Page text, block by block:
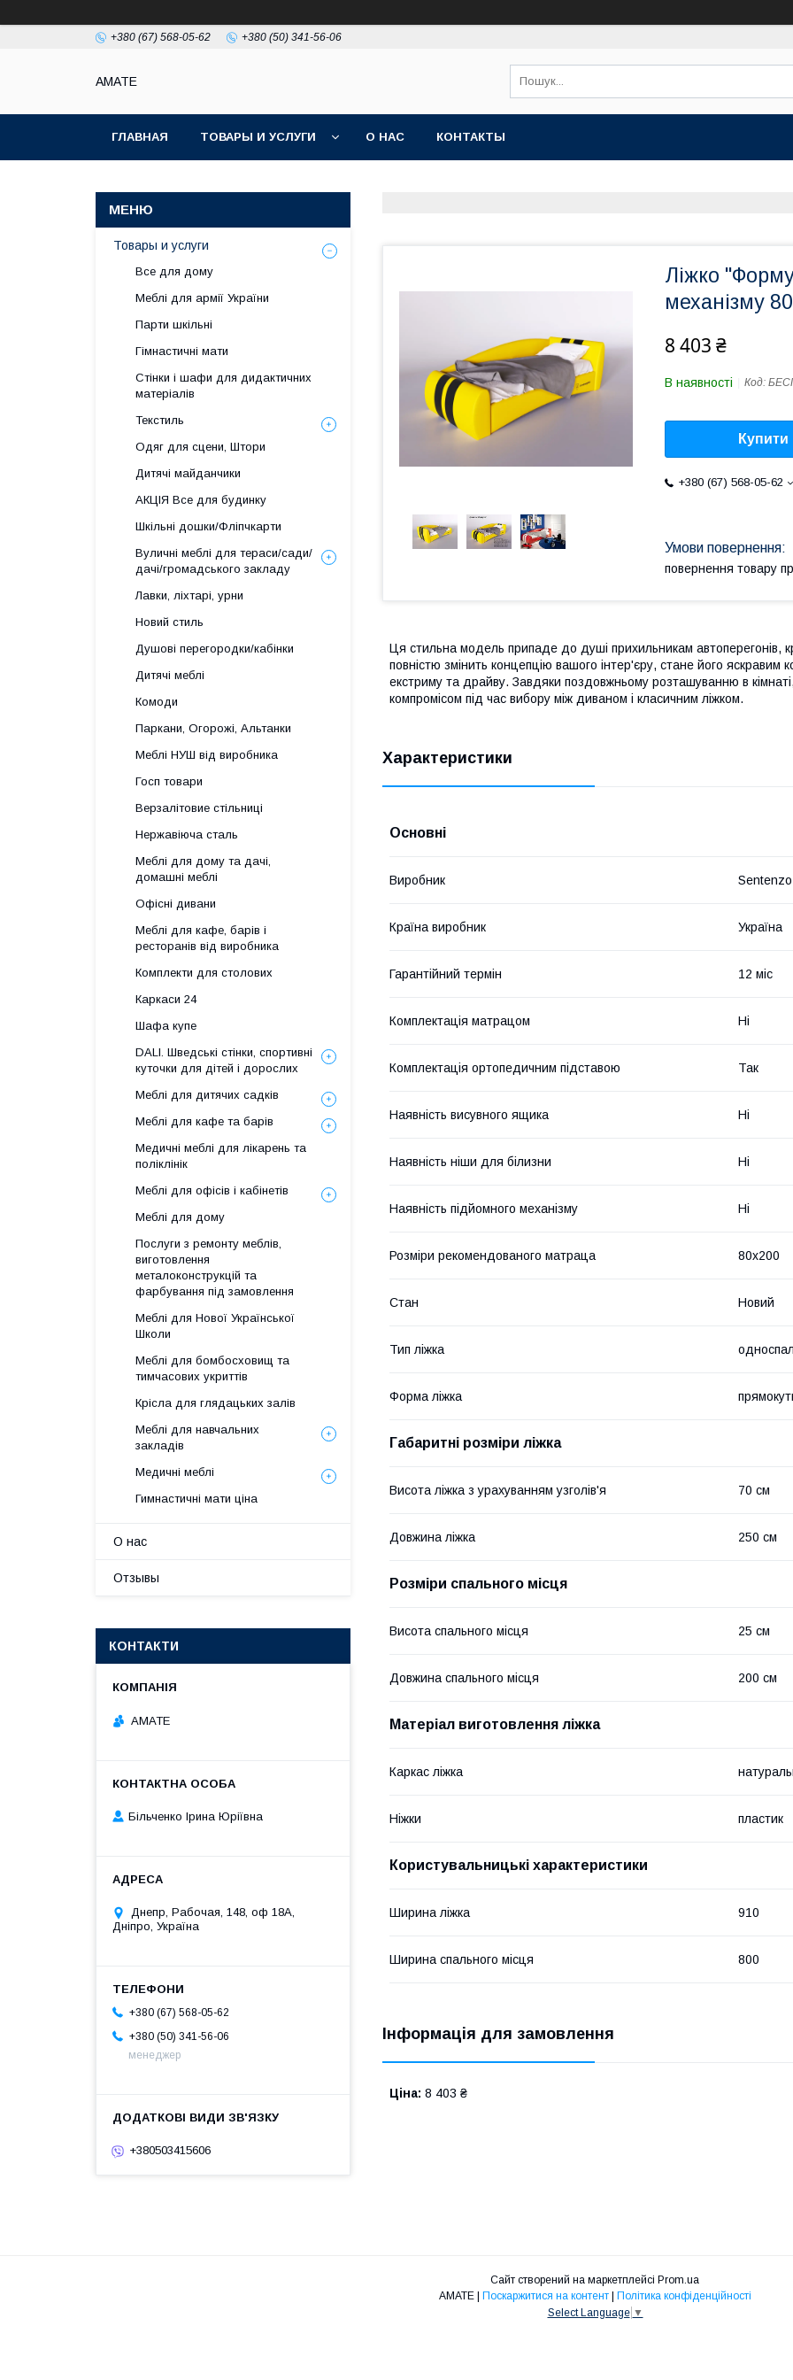
+380 (67) 568-05-62 +380 (50) 341-56-06
AMATE
ГЛАВНАЯ ТОВАРЫ И УСЛУГИ О НАС КОНТАКТЫ
Ліжко
механізму
8 403 ₴
В наявності Код:
Купити
+380 (67) 568-05-62
повернення товару
Ця стильна модель припаде до душі прихильникам автоперегонів,
повністю змінить концепцію вашого інтер'єру, стане його
екстриму та драйву. Завдяки поздовжньому розташуванню в
компромісом під час вибору між диваном і класичним ліжком.
Характеристики
Основні
Виробник Sentenzo
Країна виробник Україна
Гарантійний термін 12 міс
Комплектація матрацом Ні
Комплектація ортопедичним підставою Так
Наявність висувного ящика Ні
Наявність ніши для білизни Ні
Наявність підйомного механізму Ні
Розміри рекомендованого матраца 80х200
Стан Новий
Тип ліжка
Форма ліжка
Габаритні розміри ліжка
Висота ліжка з урахуванням узголів'я 70 см
Довжина ліжка 250 см
Розміри спального місця
Висота спального місця 25 см
Довжина спального місця 200 см
Матеріал виготовлення ліжка
Каркас ліжка
Ніжки пластик
Користувальницькі характеристики
Ширина ліжка 910
Ширина спального місця 800
Інформація для замовлення
Ціна: 8 403 ₴
Товары и услуги
Все для дому
Меблі для армії України
Парти шкільні
Гімнастичні мати
Стінки і шафи для дидактичних
матеріалів
Текстиль
Одяг для сцени, Штори
Дитячі майданчики
АКЦІЯ Все для будинку
Шкільні дошки/Фліпчкарти
Вуличні меблі для тераси/сади/
дачі/громадського закладу
Лавки, ліхтарі, урни
Новий стиль
Душові перегородки/кабінки
Дитячі меблі
Комоди
Паркани, Огорожі, Альтанки
Меблі НУШ від виробника
Госп товари
Верзалітовие стільниці
Нержавіюча сталь
Меблі для дому та дачі,
домашні меблі
Офісні дивани
Меблі для кафе, барів і
ресторанів від виробника
Комплекти для столових
Каркаси 24
Шафа купе
DALI. Шведські стінки, спортивні
куточки для дітей і дорослих
Меблі для дитячих садків
Меблі для кафе та барів
Медичні меблі для лікарень та
поліклінік
Меблі для офісів і кабінетів
Меблі для дому
Послуги з ремонту меблів,
виготовлення
металоконструкцій та
фарбування під замовлення
Меблі для Нової Української
Школи
Меблі для бомбосховищ та
тимчасових укриттів
Крісла для глядацьких залів
Меблі для навчальних
закладів
Медичні меблі
Гимнастичні мати ціна
О нас
Отзывы
КОНТАКТИ
АМАТЕ
Більченко Ірина Юріївна
Днепр, Рабочая, 148, оф 18А,
Дніпро, Україна
+380 (67) 568-05-62
+380 (50) 341-56-06
менеджер
+380503415606
Сайт створений на маркетплейсі Prom.ua
АМАТЕ | Поскаржитися на контент | Політика конфіденційності
Select Language ▼